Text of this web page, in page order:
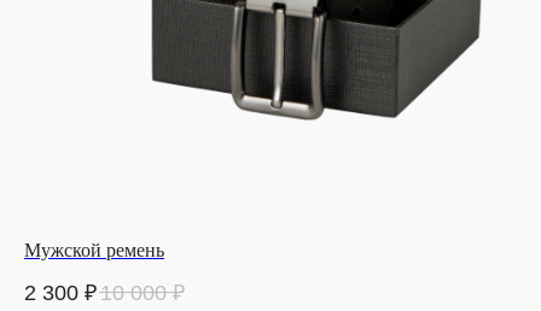
Мужской ремень
2 300 ₽10 000 ₽